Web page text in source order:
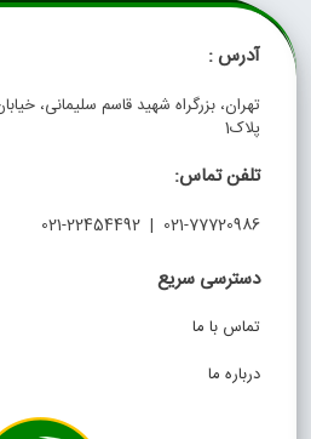
آدرس :
تهران، بزرگراه شهید قاسم سلیمانی،
پلاک1
تلفن تماس:
021-77720986 | 021-22454492
دسترسی سریع
تماس با ما
درباره ما